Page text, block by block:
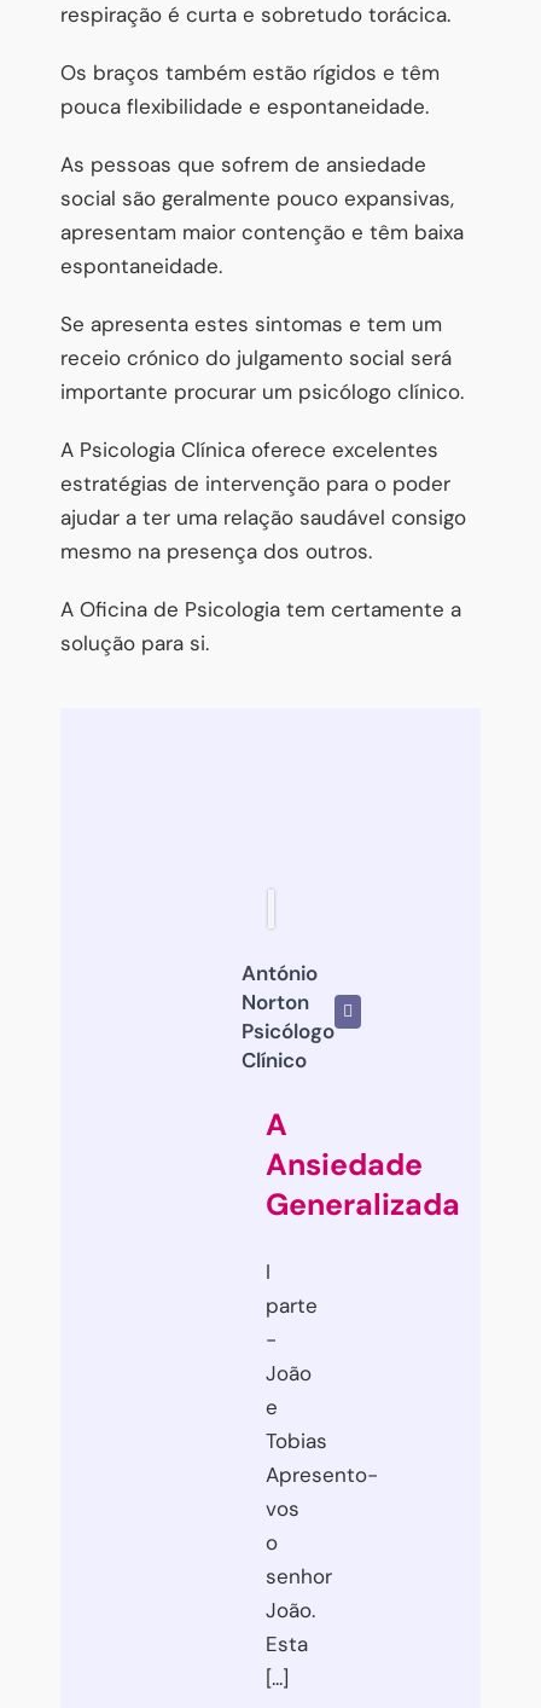
respiração é curta e sobretudo torácica.
Os braços também estão rígidos e têm
pouca flexibilidade e espontaneidade.
As pessoas que sofrem de ansiedade
social são geralmente pouco expansivas,
apresentam maior contenção e têm baixa
espontaneidade.
Se apresenta estes sintomas e tem um
receio crónico do julgamento social será
importante procurar um psicólogo clínico.
A Psicologia Clínica oferece excelentes
estratégias de intervenção para o poder
ajudar a ter uma relação saudável consigo
mesmo na presença dos outros.
A Oficina de Psicologia tem certamente a
solução para si.
António
Norton
Psicólogo
Clínico
A
Ansiedade
Generalizada
I
parte
-
João
e
Tobias
Apresento-
vos
o
senhor
João.
Esta
[...]